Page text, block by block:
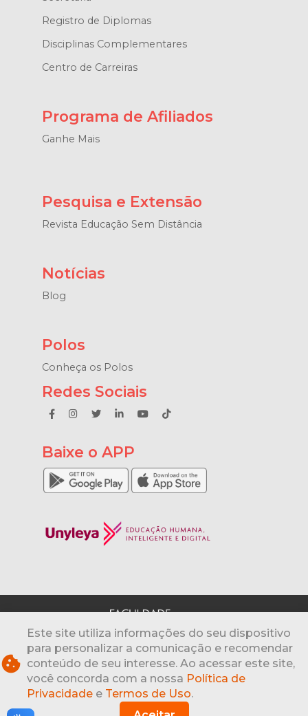
Registro de Diplomas
Disciplinas Complementares
Centro de Carreiras
Programa de Afiliados
Ganhe Mais
Pesquisa e Extensão
Revista Educação Sem Distância
Notícias
Blog
Polos
Conheça os Polos
Redes Sociais
Baixe o APP
© 2026 - Unyead Educacional S.A. 24.531.339/0001-
82www.unyleya.com.br| Todos os direitos
reservados
SCN Quadra 01, bloco D, 1º andar, sala 122 - Edifício
cookie
Este site utiliza informações do seu dispositivo
para personalizar a comunicação e recomendar
conteúdo de seu interesse. Ao acessar este site,
você concorda com a nossa Política de
Privacidade e Termos de Uso.